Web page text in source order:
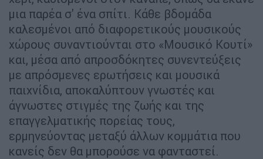
μια παρέα σ' ένα σπίτι. Κάθε βδομάδα
καλεσμένοι από διαφορετικούς μουσικούς
χώρους συναντιούνται στο «Μουσικό Κουτί»
και, μέσα από απροσδόκητες συνεντεύξεις
με απρόσμενες ερωτήσεις και μουσικά
παιχνίδια, αποκαλύπτουν γνωστές και
άγνωστες στιγμές της ζωής και της
επαγγελματικής πορείας τους,
ερμηνεύοντας μεταξύ άλλων κομμάτια που
κανείς δεν θα μπορούσε να φανταστεί.